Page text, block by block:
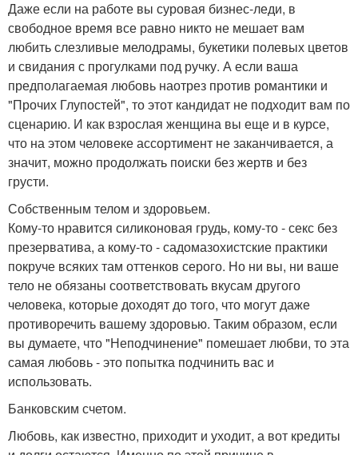
Даже если на работе вы суровая бизнес-леди, в
свободное время все равно никто не мешает вам
любить слезливые мелодрамы, букетики полевых цветов
и свидания с прогулками под ручку. А если ваша
предполагаемая любовь наотрез против романтики и
"Прочих Глупостей", то этот кандидат не подходит вам по
сценарию. И как взрослая женщина вы еще и в курсе,
что на этом человеке ассортимент не заканчивается, а
значит, можно продолжать поиски без жертв и без
грусти.
Собственным телом и здоровьем.
Кому-то нравится силиконовая грудь, кому-то - секс без
презерватива, а кому-то - садомазохистские практики
покруче всяких там оттенков серого. Но ни вы, ни ваше
тело не обязаны соответствовать вкусам другого
человека, которые доходят до того, что могут даже
противоречить вашему здоровью. Таким образом, если
вы думаете, что "Неподчинение" помешает любви, то эта
самая любовь - это попытка подчинить вас и
использовать.
Банковским счетом.
Любовь, как известно, приходит и уходит, а вот кредиты